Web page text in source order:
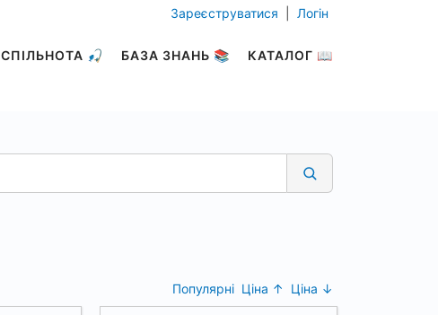
СПІЛЬНОТА 🎣 БАЗА ЗНАНЬ 📚 КАТАЛОГ 📖
Зареєструватися Логін
Популярні Ціна ↑ Ціна ↓